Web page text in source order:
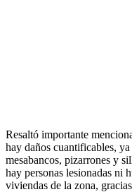
Resaltó importante
hay daños cuantificables,
mesabancos, pizarrones y
hay personas lesionadas ni
viviendas de la zona,